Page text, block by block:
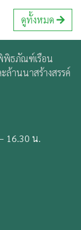
ดูทั้งหมด
พิธภัณฑ์เรือน
ล้านนาสร้างสรรค์
16.30 น.